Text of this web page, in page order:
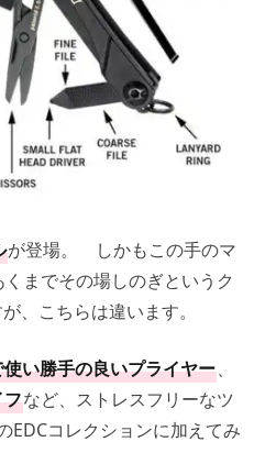
が登場。 しかもこの手のマ
までその場しのぎというク
、こちらは違います。
い勝手の良いプライヤー、
フなど、ストレスフリーなツ
EDCコレクションに加えてみ